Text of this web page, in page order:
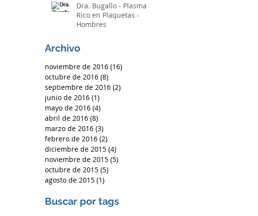
Dra. Bugallo - Plasma
Rico en Plaquetas -
Hombres
Archivo
noviembre de 2016 (16)
octubre de 2016 (8)
septiembre de 2016 (2)
junio de 2016 (1)
mayo de 2016 (4)
abril de 2016 (8)
marzo de 2016 (3)
febrero de 2016 (2)
diciembre de 2015 (4)
noviembre de 2015 (5)
octubre de 2015 (5)
agosto de 2015 (1)
Buscar por tags